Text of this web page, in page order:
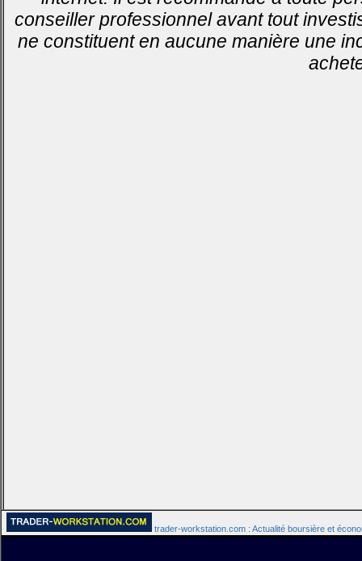
conseiller professionnel avant tout
ne constituent en aucune manière une
trader-workstation.com : Actualité boursière et